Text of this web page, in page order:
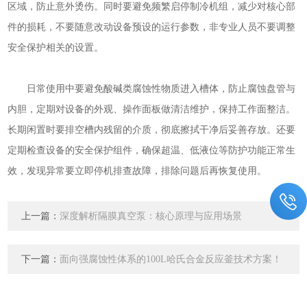
区域，防止意外烫伤。同时要避免频繁启停制冷机组，减少对核心部
件的损耗，不要随意改动设备预设的运行参数，非专业人员不要调整
安全保护相关的设置。
日常使用中要避免酸碱类腐蚀性物质进入槽体，防止腐蚀盘管与
内胆，定期对设备的外观、操作面板做清洁维护，保持工作面整洁。
长期闲置时要排空槽内残留的介质，彻底擦拭干净后妥善存放。还要
定期检查设备的安全保护组件，确保超温、低液位等防护功能正常生
效，发现异常要立即停机排查故障，排除问题后再恢复使用。
上一篇：深度解析隔膜真空泵：核心原理与应用场景
下一篇：面向强腐蚀性体系的100L哈氏合金反应釜技术方案！